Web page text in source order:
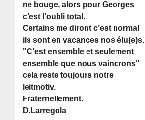
ne bouge, alors pour Georges
c’est l’oubli total.
Certains me diront c’est normal
ils sont en vacances nos élu(e)s.
"C’est ensemble et seulement
ensemble que nous vaincrons"
cela reste toujours notre
leitmotiv.
Fraternellement.
D.Larregola